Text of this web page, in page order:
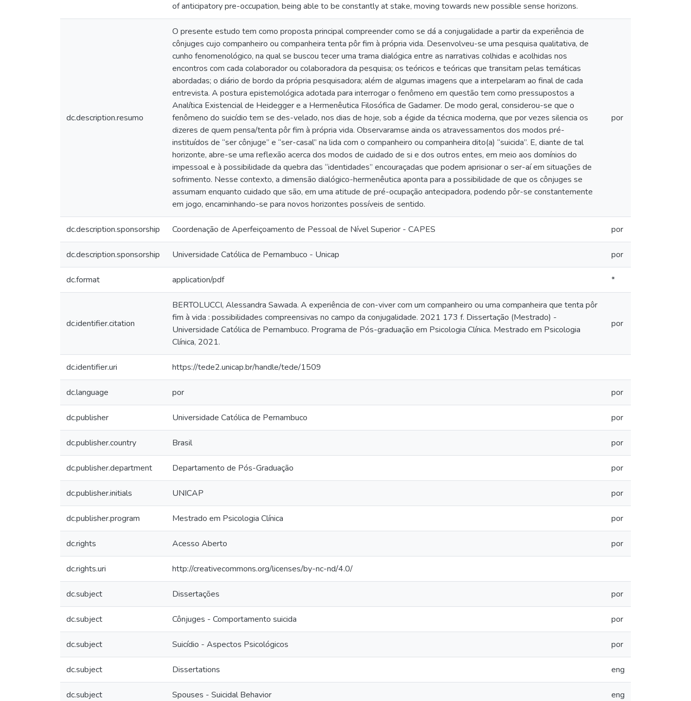
of anticipatory pre-occupation, being able to be constantly at stake, moving towards new possible sense horizons.
dc.description.resumo
O presente estudo tem como proposta principal compreender como se dá a conjugalidade a partir da experiência de
cônjuges cujo companheiro ou companheira tenta pôr fim à própria vida. Desenvolveu-se uma pesquisa qualitativa, de
cunho fenomenológico, na qual se buscou tecer uma trama dialógica entre as narrativas colhidas e acolhidas nos
encontros com cada colaborador ou colaboradora da pesquisa; os teóricos e teóricas que transitam pelas temáticas
abordadas; o diário de bordo da própria pesquisadora; além de algumas imagens que a interpelaram ao final de cada
entrevista. A postura epistemológica adotada para interrogar o fenômeno em questão tem como pressupostos a
Analítica Existencial de Heidegger e a Hermenêutica Filosófica de Gadamer. De modo geral, considerou-se que o
fenômeno do suicídio tem se des-velado, nos dias de hoje, sob a égide da técnica moderna, que por vezes silencia os
dizeres de quem pensa/tenta pôr fim à própria vida. Observaramse ainda os atravessamentos dos modos pré-
instituídos de “ser cônjuge” e “ser-casal” na lida com o companheiro ou companheira dito(a) “suicida”. E, diante de tal
horizonte, abre-se uma reflexão acerca dos modos de cuidado de si e dos outros entes, em meio aos domínios do
impessoal e à possibilidade da quebra das “identidades” encouraçadas que podem aprisionar o ser-aí em situações de
sofrimento. Nesse contexto, a dimensão dialógico-hermenêutica aponta para a possibilidade de que os cônjuges se
assumam enquanto cuidado que são, em uma atitude de pré-ocupação antecipadora, podendo pôr-se constantemente
em jogo, encaminhando-se para novos horizontes possíveis de sentido.
por
dc.description.sponsorship Coordenação de Aperfeiçoamento de Pessoal de Nível Superior - CAPES por
dc.description.sponsorship Universidade Católica de Pernambuco - Unicap por
dc.format application/pdf *
dc.identifier.citation
BERTOLUCCI, Alessandra Sawada. A experiência de con-viver com um companheiro ou uma companheira que tenta pôr
fim à vida : possibilidades compreensivas no campo da conjugalidade. 2021 173 f. Dissertação (Mestrado) -
Universidade Católica de Pernambuco. Programa de Pós-graduação em Psicologia Clínica. Mestrado em Psicologia
Clínica, 2021.
por
dc.identifier.uri https://tede2.unicap.br/handle/tede/1509
dc.language por por
dc.publisher Universidade Católica de Pernambuco por
dc.publisher.country Brasil por
dc.publisher.department Departamento de Pós-Graduação por
dc.publisher.initials UNICAP por
dc.publisher.program Mestrado em Psicologia Clínica por
dc.rights Acesso Aberto por
dc.rights.uri http://creativecommons.org/licenses/by-nc-nd/4.0/
dc.subject Dissertações por
dc.subject Cônjuges - Comportamento suicida por
dc.subject Suicídio - Aspectos Psicológicos por
dc.subject Dissertations eng
dc.subject Spouses - Suicidal Behavior eng